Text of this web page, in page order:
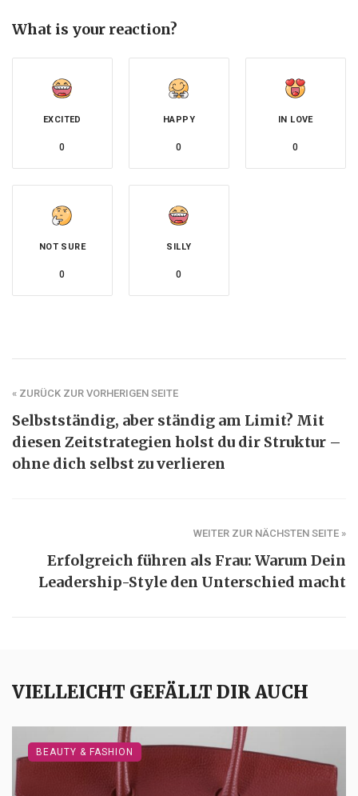
What is your reaction?
EXCITED
0
HAPPY
0
IN LOVE
0
NOT SURE
0
SILLY
0
« ZURÜCK ZUR VORHERIGEN SEITE
Selbstständig, aber ständig am Limit? Mit
diesen Zeitstrategien holst du dir Struktur –
ohne dich selbst zu verlieren
WEITER ZUR NÄCHSTEN SEITE »
Erfolgreich führen als Frau: Warum Dein
Leadership-Style den Unterschied macht
VIELLEICHT GEFÄLLT DIR AUCH
BEAUTY & FASHION